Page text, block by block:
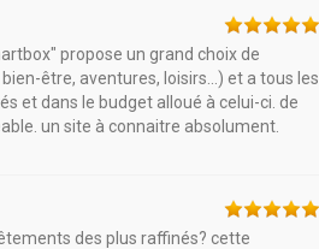
propose un grand choix de
être, aventures, loisirs...) et a tous les
et dans le budget alloué à celui-ci. de
un site à connaitre absolument.
des plus raffinés? cette